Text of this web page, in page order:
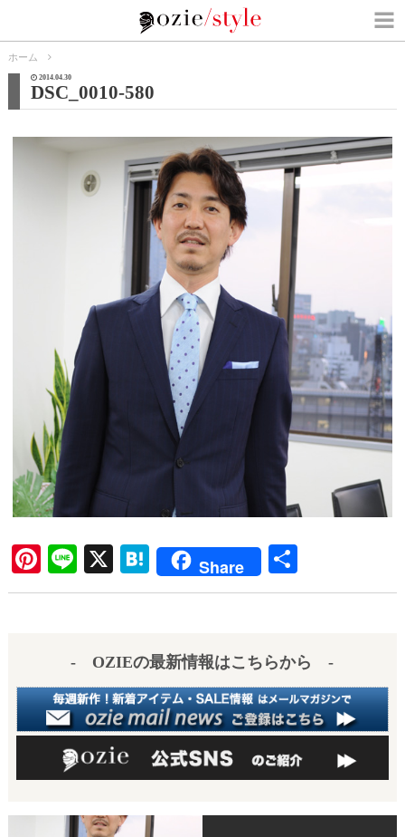
ホーム
2014.04.30
DSC_0010-580
Pi
nt
Li
ne
X
H
at
a
Share
有
- OZIEの最新情報はこちらから -